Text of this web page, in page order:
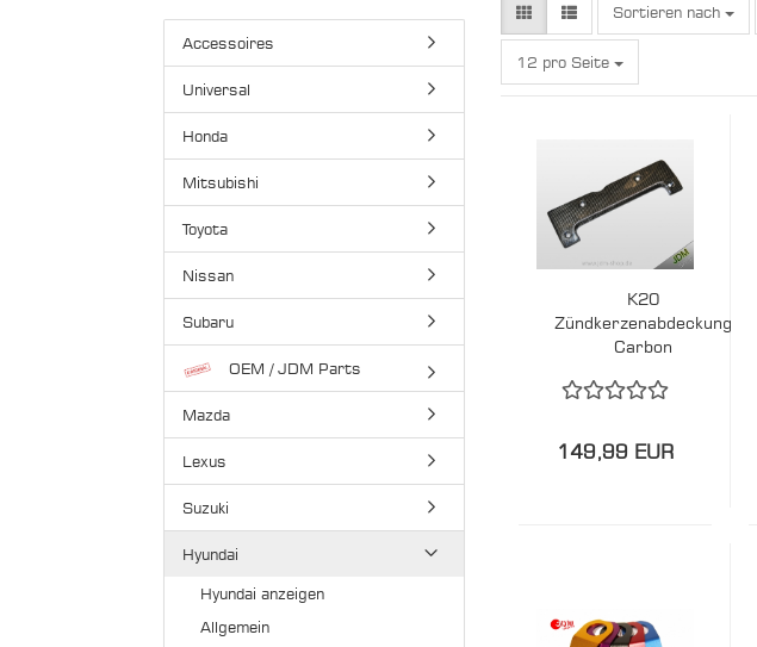
Sortieren nach
Sortieren nach
12 pro Seite
pro Seite
K20
Zündkerzenabdeckung
Carbon
149,99 EUR
Accessoires
Universal
Honda
Mitsubishi
Toyota
Nissan
Subaru
OEM / JDM Parts
Mazda
Lexus
Suzuki
Hyundai
Hyundai anzeigen
Allgemein